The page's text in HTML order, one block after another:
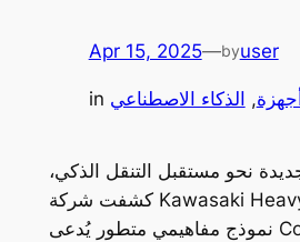
Apr 15, 2025—byuser
in أجهزة, الذكاء الاصطناعي
نحو مستقبل التنقل الذكي،
كشفت شركة Kawasaki Heavy Industries عن
نموذج مفاهيمي متطور يُدعى Corleo، وهو روبوت